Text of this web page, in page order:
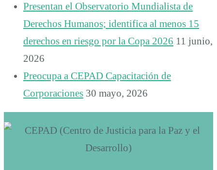
Presentan el Observatorio Mundialista de
Derechos Humanos; identifica al menos 15
derechos en riesgo por la Copa 2026 11 junio,
2026
Preocupa a CEPAD Capacitación de
Corporaciones 30 mayo, 2026